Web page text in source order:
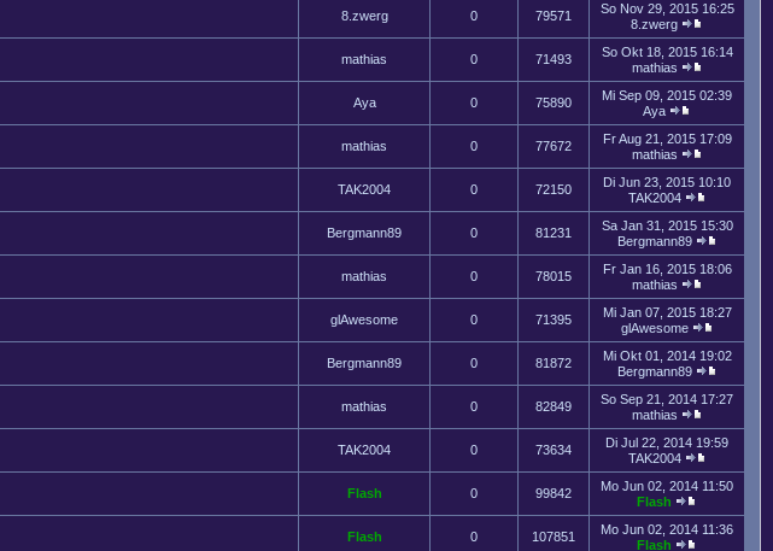
8.zwerg 0 79571
So Nov 29, 2015 16:25
8.zwerg
mathias 0 71493
So Okt 18, 2015 16:14
mathias
Aya 0 75890
Mi Sep 09, 2015 02:39
Aya
mathias 0 77672
Fr Aug 21, 2015 17:09
mathias
TAK2004 0 72150
Di Jun 23, 2015 10:10
TAK2004
Bergmann89 0 81231
Sa Jan 31, 2015 15:30
Bergmann89
mathias 0 78015
Fr Jan 16, 2015 18:06
mathias
glAwesome 0 71395
Mi Jan 07, 2015 18:27
glAwesome
Bergmann89 0 81872
Mi Okt 01, 2014 19:02
Bergmann89
mathias 0 82849
So Sep 21, 2014 17:27
mathias
TAK2004 0 73634
Di Jul 22, 2014 19:59
TAK2004
Flash 0 99842
Mo Jun 02, 2014 11:50
Flash
Flash 0 107851
Mo Jun 02, 2014 11:36
Flash